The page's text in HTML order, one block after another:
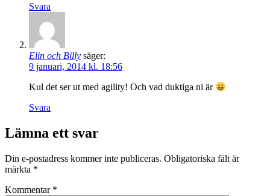
Svara
Elin och Billy säger:
9 januari, 2014 kl. 18:56
Kul det ser ut med agility! Och vad duktiga ni är
Svara
Lämna ett svar
Din e-postadress kommer inte publiceras. Obligatoriska fält är
märkta *
Kommentar *